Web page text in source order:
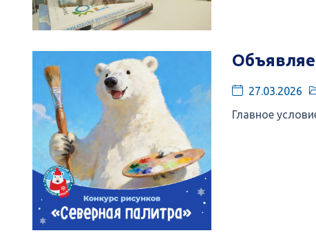
27.03.2026
Главное